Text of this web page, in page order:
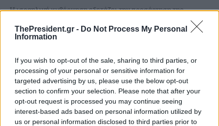
ThePresident.gr - Do Not Process My Personal
Information
If you wish to opt-out of the sale, sharing to third parties, or
processing of your personal or sensitive information for
targeted advertising by us, please use the below opt-out
section to confirm your selection. Please note that after your
opt-out request is processed you may continue seeing
interest-based ads based on personal information utilized by
us or personal information disclosed to third parties prior to
Η ισραηλινή κυβέρνηση εξετάζει την προσάρτηση της
αναγνώριση ενός παλαιστινιακού κράτους από τη Γαλλία και
άλλες χώρες,...